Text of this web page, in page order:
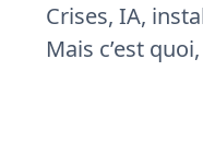
Crises, IA,
Mais c’est